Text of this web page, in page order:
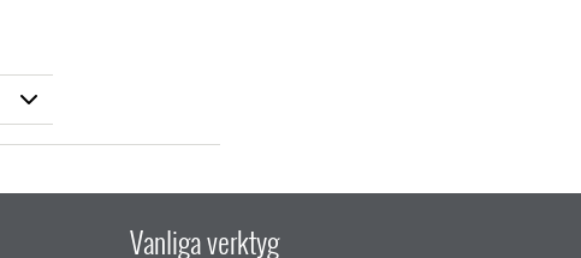
Vanliga verktyg